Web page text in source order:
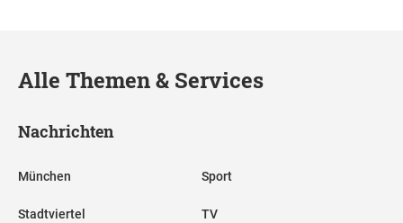
Alle Themen & Services
Nachrichten
München
Stadtviertel
Sport
TV